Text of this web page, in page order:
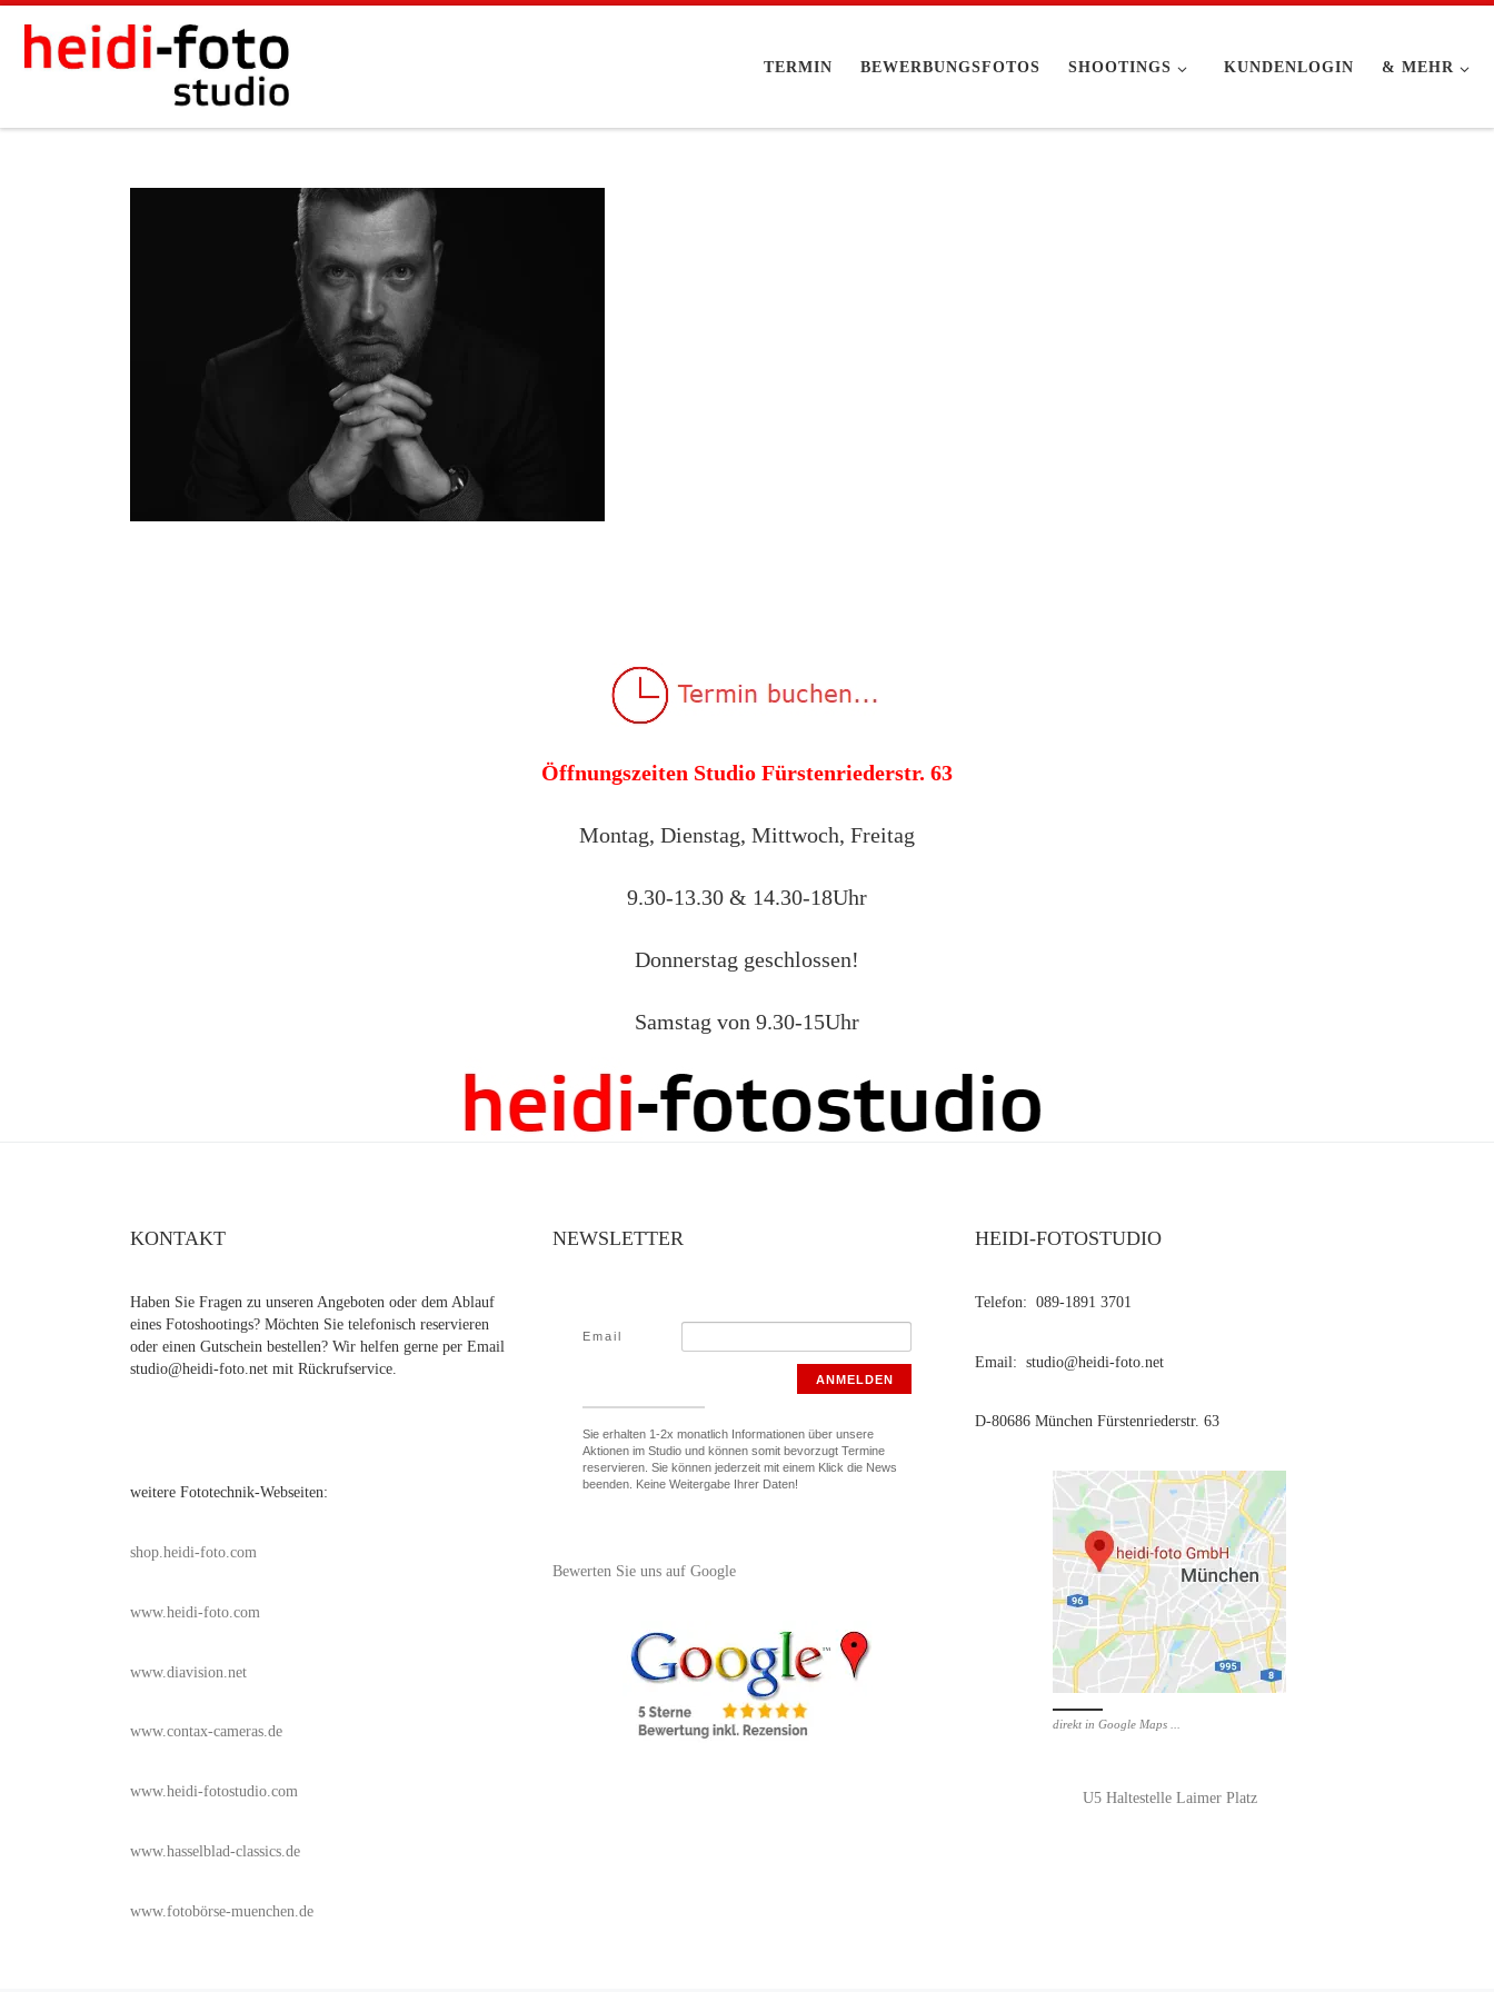
Zum Inhalt springen
TERMIN BEWERBUNGSFOTOS SHOOTINGS KUNDENLOGIN & MEHR
Öffnungszeiten Studio Fürstenriederstr. 63
Montag, Dienstag, Mittwoch, Freitag
9.30-13.30 & 14.30-18Uhr
Donnerstag geschlossen!
Samstag von 9.30-15Uhr
KONTAKT
Haben Sie Fragen zu unseren Angeboten oder dem Ablauf
eines Fotoshootings? Möchten Sie telefonisch reservieren
oder einen Gutschein bestellen? Wir helfen gerne per Email
studio@heidi-foto.net mit Rückrufservice.
weitere Fototechnik-Webseiten:
shop.heidi-foto.com
www.heidi-foto.com
www.diavision.net
www.contax-cameras.de
www.heidi-fotostudio.com
www.hasselblad-classics.de
www.fotobörse-muenchen.de
NEWSLETTER
Email
ANMELDEN
Sie erhalten 1-2x monatlich Informationen über unsere
Aktionen im Studio und können somit bevorzugt Termine
reservieren. Sie können jederzeit mit einem Klick die News
beenden. Keine Weitergabe Ihrer Daten!
Bewerten Sie uns auf Google
HEIDI-FOTOSTUDIO
Telefon: 089-1891 3701
Email: studio@heidi-foto.net
D-80686 München Fürstenriederstr. 63
direkt in Google Maps ...
U5 Haltestelle Laimer Platz